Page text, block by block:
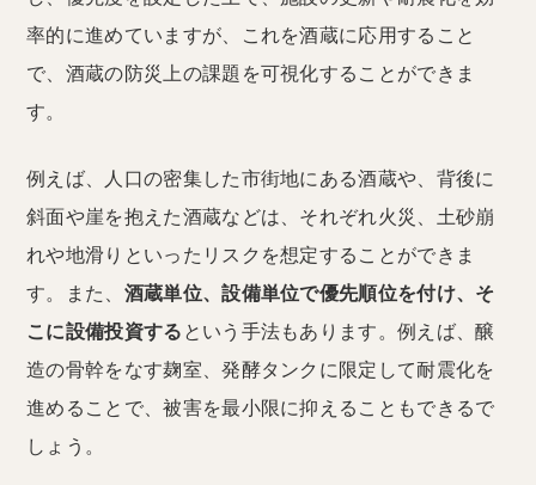
率的に進めていますが、これを酒蔵に応用すること
で、酒蔵の防災上の課題を可視化することができま
す。
例えば、人口の密集した市街地にある酒蔵や、背後に
斜面や崖を抱えた酒蔵などは、それぞれ火災、土砂崩
れや地滑りといったリスクを想定することができま
す。また、 酒蔵単位、設備単位で優先順位を付け、そ
こに設備投資する という手法もあります。例えば、醸
造の骨幹をなす麹室、発酵タンクに限定して耐震化を
進めることで、被害を最小限に抑えることもできるで
しょう。